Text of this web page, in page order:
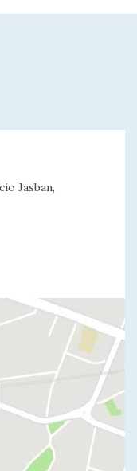
Jasban,